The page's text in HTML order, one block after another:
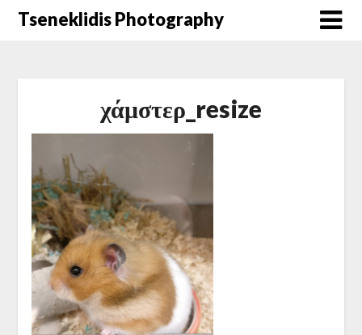
Μετάβαση
Tseneklidis Photography
χάμστερ_resize